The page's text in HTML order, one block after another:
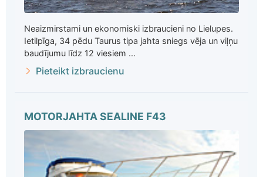
Neaizmirstami un ekonomiski izbraucieni no Lielupes.
Ietilpīga, 34 pēdu Taurus tipa jahta sniegs vēja un viļņu
baudījumu līdz 12 viesiem ...
Pieteikt izbraucienu
MOTORJAHTA SEALINE F43